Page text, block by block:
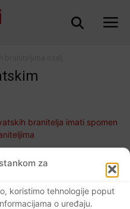
za
koristimo tehnologije poput
o uređaju.
hrvatskih
obilježje poginulim